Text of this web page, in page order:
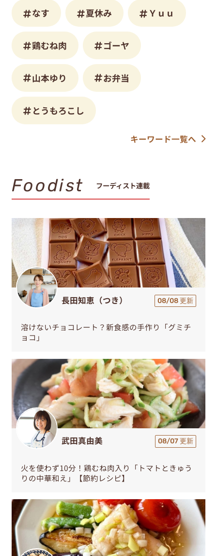
なす 夏休み Ｙｕｕ
鶏むね肉 ゴーヤ
山本ゆり お弁当
とうもろこし
キーワード一覧へ
Foodist フーディスト連載
長田知恵（つき） 08/08 更新
溶けないチョコレート？新食感の手作り「グミチ
ョコ」
武田真由美 08/07 更新
火を使わず10分！鶏むね肉入り「トマトときゅう
りの中華和え」【節約レシピ】